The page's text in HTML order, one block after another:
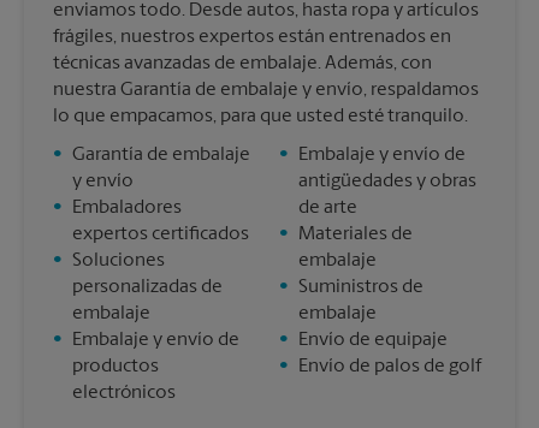
enviamos todo. Desde autos, hasta ropa y artículos
frágiles, nuestros expertos están entrenados en
técnicas avanzadas de embalaje. Además, con
nuestra Garantía de embalaje y envío, respaldamos
lo que empacamos, para que usted esté tranquilo.
• Garantía de embalaje
y envío
•
Embaladores
expertos certificados
•
Soluciones
personalizadas de
embalaje
•
Embalaje y envío de
productos
electrónicos
•
Embalaje y envío de
antigüedades y obras
de arte
•
Materiales de
embalaje
•
Suministros de
embalaje
•
Envío de equipaje
•
Envío de palos de golf